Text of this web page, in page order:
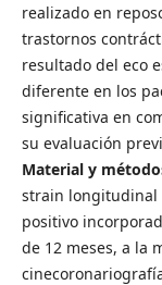
realizado en
trastornos
resultado del eco
diferente en los
significativa en
su evaluación
Material y
strain longitudinal
positivo
de 12 meses, a la